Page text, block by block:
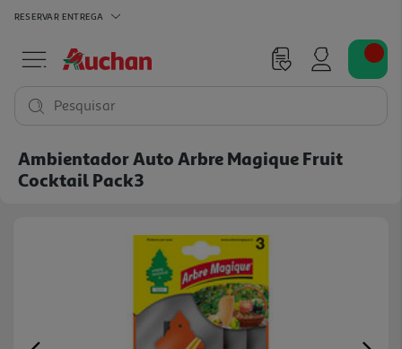
RESERVAR ENTREGA
Pesquisar
Ambientador Auto Arbre Magique Fruit
Cocktail Pack3